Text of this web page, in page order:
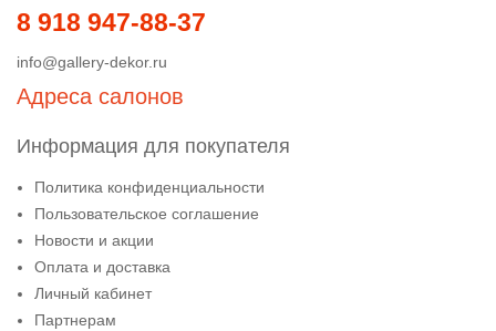
8 918 947-88-37
info@gallery-dekor.ru
Адреса салонов
Информация для покупателя
Политика конфиденциальности
Пользовательское соглашение
Новости и акции
Оплата и доставка
Личный кабинет
Партнерам